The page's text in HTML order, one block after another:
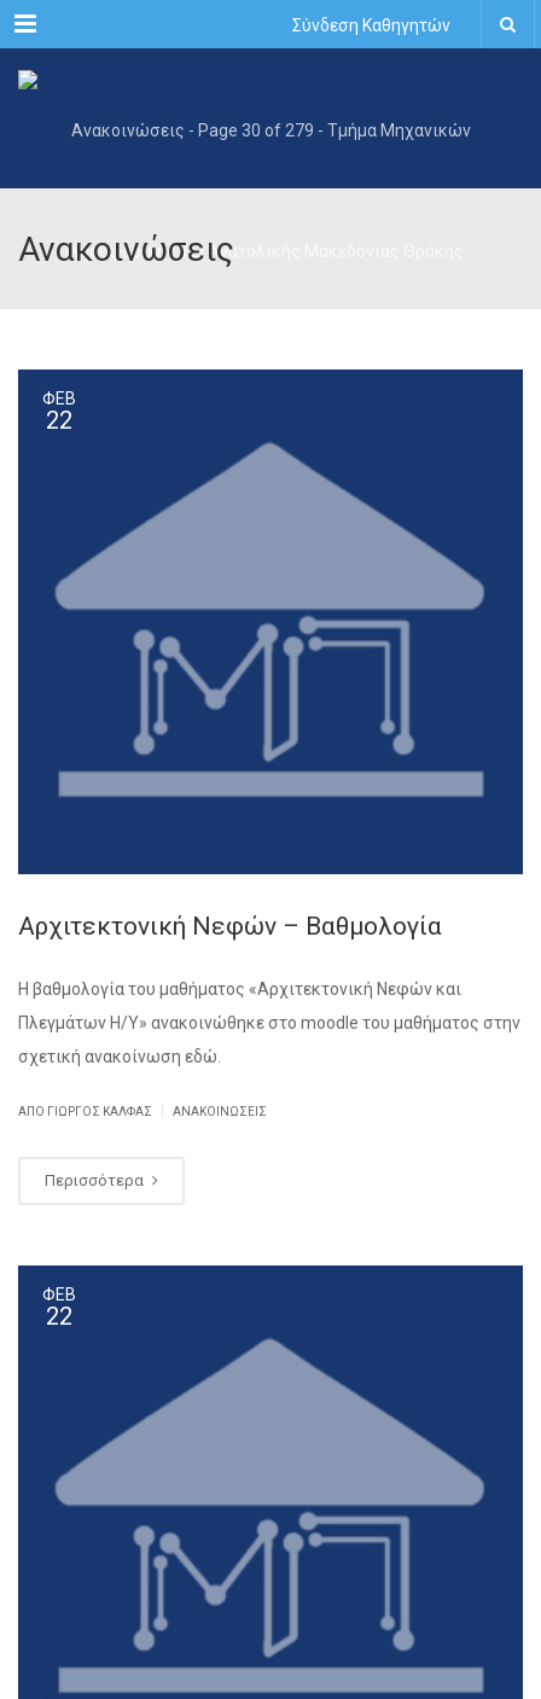
Menu Σύνδεση Καθηγητών
Ανακοινώσεις
ΦΕΒ
22
Αρχιτεκτονική Νεφών – Βαθμολογία
Η βαθμολογία του μαθήματος «Αρχιτεκτονική Νεφών και
Πλεγμάτων Η/Υ» ανακοινώθηκε στο moodle του μαθήματος στην
σχετική ανακοίνωση εδώ.
ΑΠΌ ΓΙΏΡΓΟΣ ΚΆΛΦΑΣ ΑΝΑΚΟΙΝΏΣΕΙΣ
Περισσότερα
ΦΕΒ
22